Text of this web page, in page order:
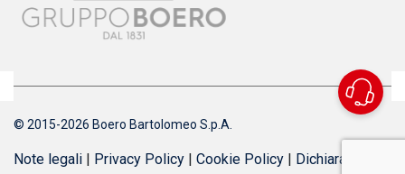
© 2015-2026 Boero Bartolomeo S.p.A.
Note legali | Privacy Policy | Cookie Policy | Dichiarazione